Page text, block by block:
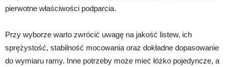
pierwotne właściwości podparcia.
Przy wyborze warto zwrócić uwagę na jakość listew, ich
sprężystość, stabilność mocowania oraz dokładne dopasowanie
do wymiaru ramy. Inne potrzeby może mieć łóżko pojedyncze, a